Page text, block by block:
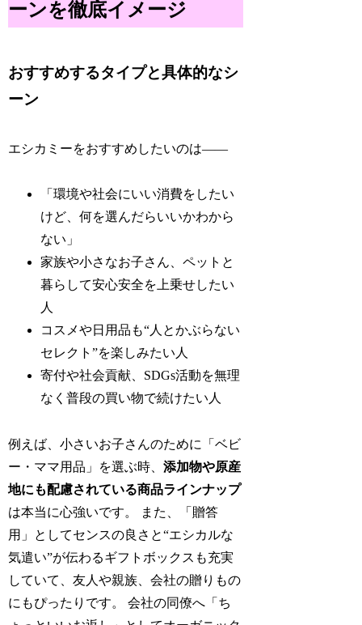
ーンを徹底イメージ
おすすめするタイプと具体的なシ
ーン
エシカミーをおすすめしたいのは――
「環境や社会にいい消費をしたい
けど、何を選んだらいいかわから
ない」
家族や小さなお子さん、ペットと
暮らして安心安全を上乗せしたい
人
コスメや日用品も“人とかぶらない
セレクト”を楽しみたい人
寄付や社会貢献、SDGs活動を無理
なく普段の買い物で続けたい人
例えば、小さいお子さんのために「ベビ
ー・ママ用品」を選ぶ時、添加物や原産
地にも配慮されている商品ラインナップ
は本当に心強いです。 また、「贈答
用」としてセンスの良さと“エシカルな
気遣い”が伝わるギフトボックスも充実
していて、友人や親族、会社の贈りもの
にもぴったりです。 会社の同僚へ「ち